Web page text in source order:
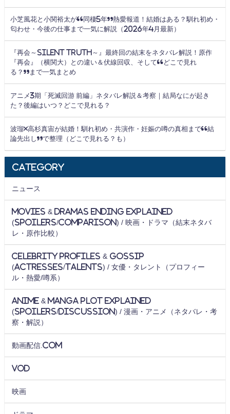
小芝風花と小関裕太が“同棲5年”熱愛報道！結婚はある？馴れ初め・
匂わせ・今後の仕事まで一気に解説（2026年4月最新）
『再会～Silent Truth～』最終回の結末をネタバレ解説！原作
『再会』（横関大）との違い＆伏線回収、そして“どこで見れ
る？”まで一気まとめ
アニメ3期「死滅回游 前編」ネタバレ解説＆考察｜結局なにが起き
た？後編はいつ？どこで見れる？
波瑠×高杉真宙が結婚！馴れ初め・共演作・妊娠の噂の真相まで“結
論先出し”で整理（どこで見れる？も）
Category
ニュース
Movies & Dramas Ending Explained
(Spoilers/Comparison) / 映画・ドラマ（結末ネタバ
レ・原作比較）
Celebrity Profiles & Gossip
(Actresses/Talents) / 女優・タレント（プロフィー
ル・熱愛/噂系）
Anime & Manga Plot Explained
(Spoilers/Discussion) / 漫画・アニメ（ネタバレ・考
察・解説）
動画配信.com
VOD
映画